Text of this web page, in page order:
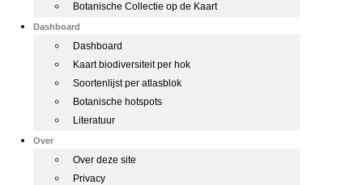
Botanische Collectie op de Kaart
Dashboard
Dashboard
Kaart biodiversiteit per hok
Soortenlijst per atlasblok
Botanische hotspots
Literatuur
Over
Over deze site
Privacy